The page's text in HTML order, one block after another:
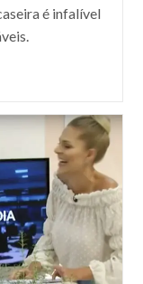
é infalível